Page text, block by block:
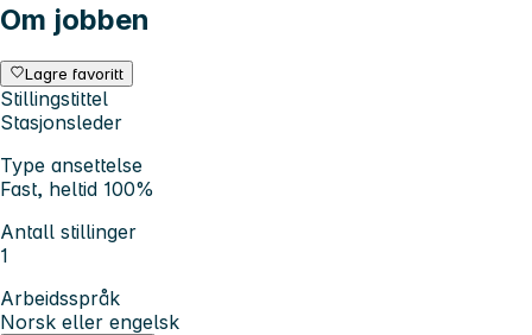
Om jobben
Lagre favoritt
Stillingstittel
Stasjonsleder
Type ansettelse
Fast, heltid 100%
Antall stillinger
1
Arbeidsspråk
Norsk eller engelsk